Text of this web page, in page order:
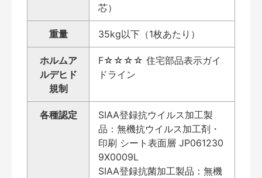
芯）
重量 35kg以下（1枚あたり）
ホルムア
ルデヒド
規制
F☆☆☆☆ 住宅部品表示ガイ
ドライン
各種認定
SIAA登録抗ウイルス加工製
品：無機抗ウイルス加工剤・
印刷 シート表面層 JP061230
9X0009L
SIAA登録抗菌加工製品：無機